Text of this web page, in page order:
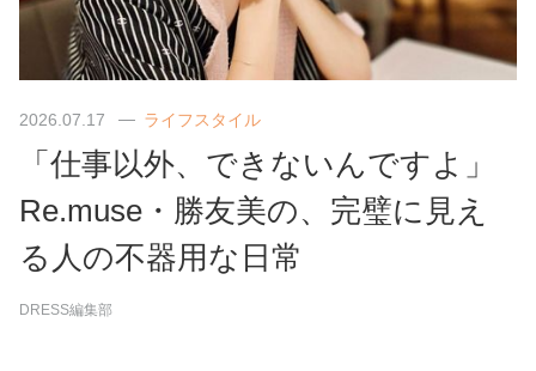
2026.07.17 ライフスタイル
「仕事以外、できないんですよ」
Re.muse・勝友美の、完璧に見え
る人の不器用な日常
DRESS編集部